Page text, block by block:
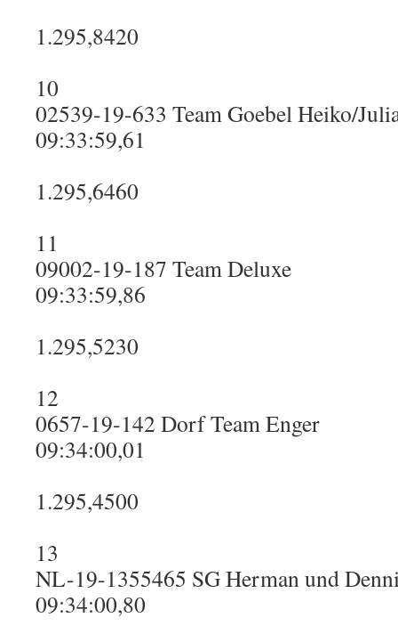
1.295,8420
10
02539-19-633 Team Goebel Heiko/
09:33:59,61
1.295,6460
11
09002-19-187 Team Deluxe
09:33:59,86
1.295,5230
12
0657-19-142 Dorf Team Enger
09:34:00,01
1.295,4500
13
NL-19-1355465 SG Herman und
09:34:00,80